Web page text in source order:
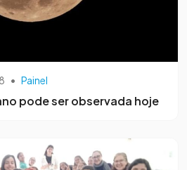
• Painel
pode ser observada hoje